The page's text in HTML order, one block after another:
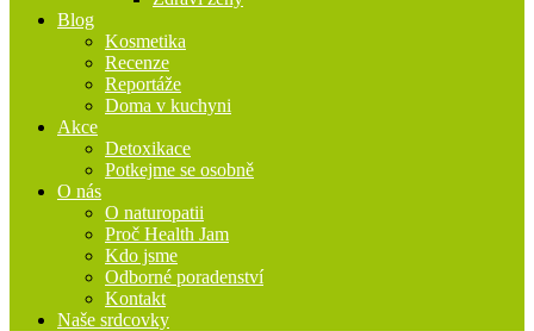
Blog
Kosmetika
Recenze
Reportáže
Doma v kuchyni
Akce
Detoxikace
Potkejme se osobně
O nás
O naturopatii
Proč Health Jam
Kdo jsme
Odborné poradenství
Kontakt
Naše srdcovky